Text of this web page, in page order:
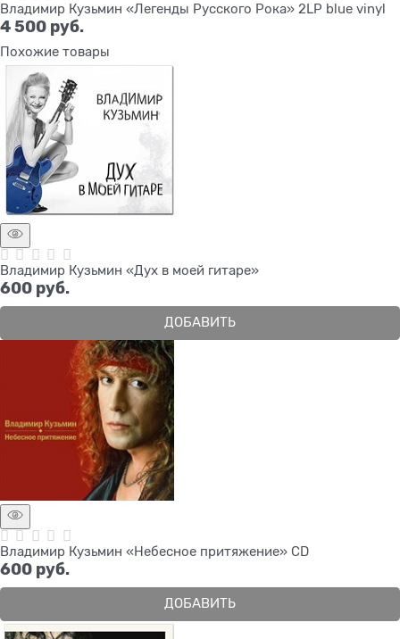
Владимир Кузьмин «Легенды Русского Рока» 2LP blue vinyl
4 500 руб.
Похожие товары
Владимир Кузьмин «Дух в моей гитаре»
600 руб.
ДОБАВИТЬ
Владимир Кузьмин «Небесное притяжение» CD
600 руб.
ДОБАВИТЬ